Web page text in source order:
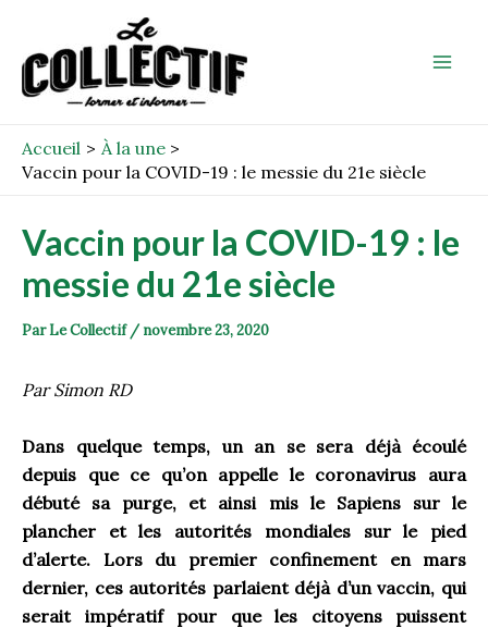
contenu
Accueil
À la une
Vaccin pour la COVID-19 : le messie du 21e siècle
Vaccin pour la COVID-19 : le
messie du 21e siècle
ParLe Collectif / novembre 23, 2020
Par Simon RD
Dans quelque temps, un an se sera déjà écoulé
depuis que ce qu’on appelle le coronavirus aura
débuté sa purge, et ainsi mis le Sapiens sur le
plancher et les autorités mondiales sur le pied
d’alerte. Lors du premier confinement en mars
dernier, ces autorités parlaient déjà d’un vaccin, qui
serait impératif pour que les citoyens puissent
navigation